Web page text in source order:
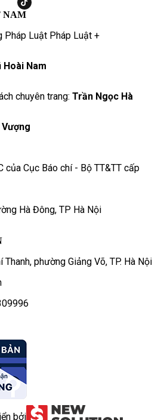
NAM
Pháp Luật Pháp Luật +
Hoài Nam
chuyên trang: Trần Ngọc Hà
của Cục Báo chí - Bộ TT&TT cấp
Hà Đông, TP Hà Nội
phường Giảng Võ, TP. Hà Nội
bởi